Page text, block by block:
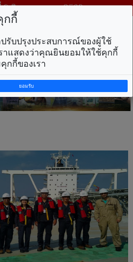
8 สิงหาคม พ.ศ. 2569
กกี้
รับปรุงประสบการณ์ของผู้ใช้
าแสดงว่าคุณยินยอมให้ใช้คุกกี้
กกี้ของเรา
ยอมรับ